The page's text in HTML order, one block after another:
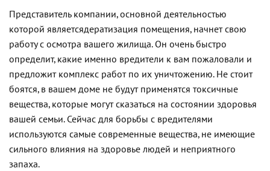
Представитель компании, основной деятельностью
которой являетсядератизация помещения, начнет свою
работу с осмотра вашего жилища. Он очень быстро
определит, какие именно вредители к вам пожаловали и
предложит комплекс работ по их уничтожению. Не стоит
боятся, в вашем доме не будут применятся токсичные
вещества, которые могут сказаться на состоянии здоровья
вашей семьи. Сейчас для борьбы с вредителями
используются самые современные вещества, не имеющие
сильного влияния на здоровье людей и неприятного
запаха.